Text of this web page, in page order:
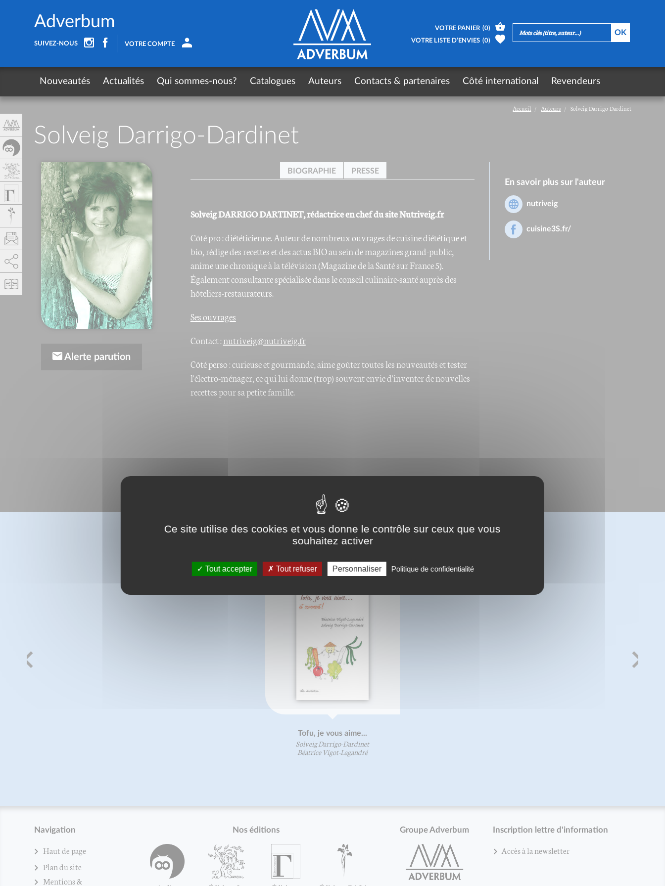
Accueil Auteurs Solveig Darrigo-Dardinet
Solveig Darrigo-Dardinet
Alerte parution
BIOGRAPHIE PRESSE
Solveig DARRIGO DARTINET, rédactrice en chef du site Nutriveig.fr
Côté pro : diététicienne. Auteur de nombreux ouvrages de cuisine diététique et
bio, rédige des recettes et des actus BIO au sein de magazines grand-public,
anime une chronique à la télévision (Magazine de la Santé sur France 5).
Également consultante spécialisée dans le conseil culinaire-santé auprès des
hôteliers-restaurateurs.
Ses ouvrages
Contact :nutriveig@nutriveig.fr
Côté perso : curieuse et gourmande, aime goûter toutes les nouveautés et tester
l'électro-ménager, ce qui lui donne (trop) souvent envie d'inventer de nouvelles
recettes pour sa petite famille.
En savoir plus sur l'auteur
nutriveig
cuisine3S.fr/
BIBLIOGRAPHIE
Tofu, je vous aime...
Solveig Darrigo-Dardinet
Béatrice Vigot-Lagandré
Navigation
Haut de page
Plan du site
Mentions &
Nos éditions Groupe Adverbum Inscription lettre d'information
Accès à la newsletter
Adverbum
SUIVEZ-NOUS VOTRE COMPTE
VOTRE PANIER (0)
VOTRE LISTE D’ENVIES (0)
Nouveautés Actualités Qui sommes-nous? Catalogues Auteurs Contacts & partenaires Côté international Revendeurs
AddThis est désactivé. Autoriser
Ce site utilise des cookies et vous donne le contrôle sur ceux que vous
souhaitez activer
Tout accepter Tout refuser Personnaliser Politique de confidentialité